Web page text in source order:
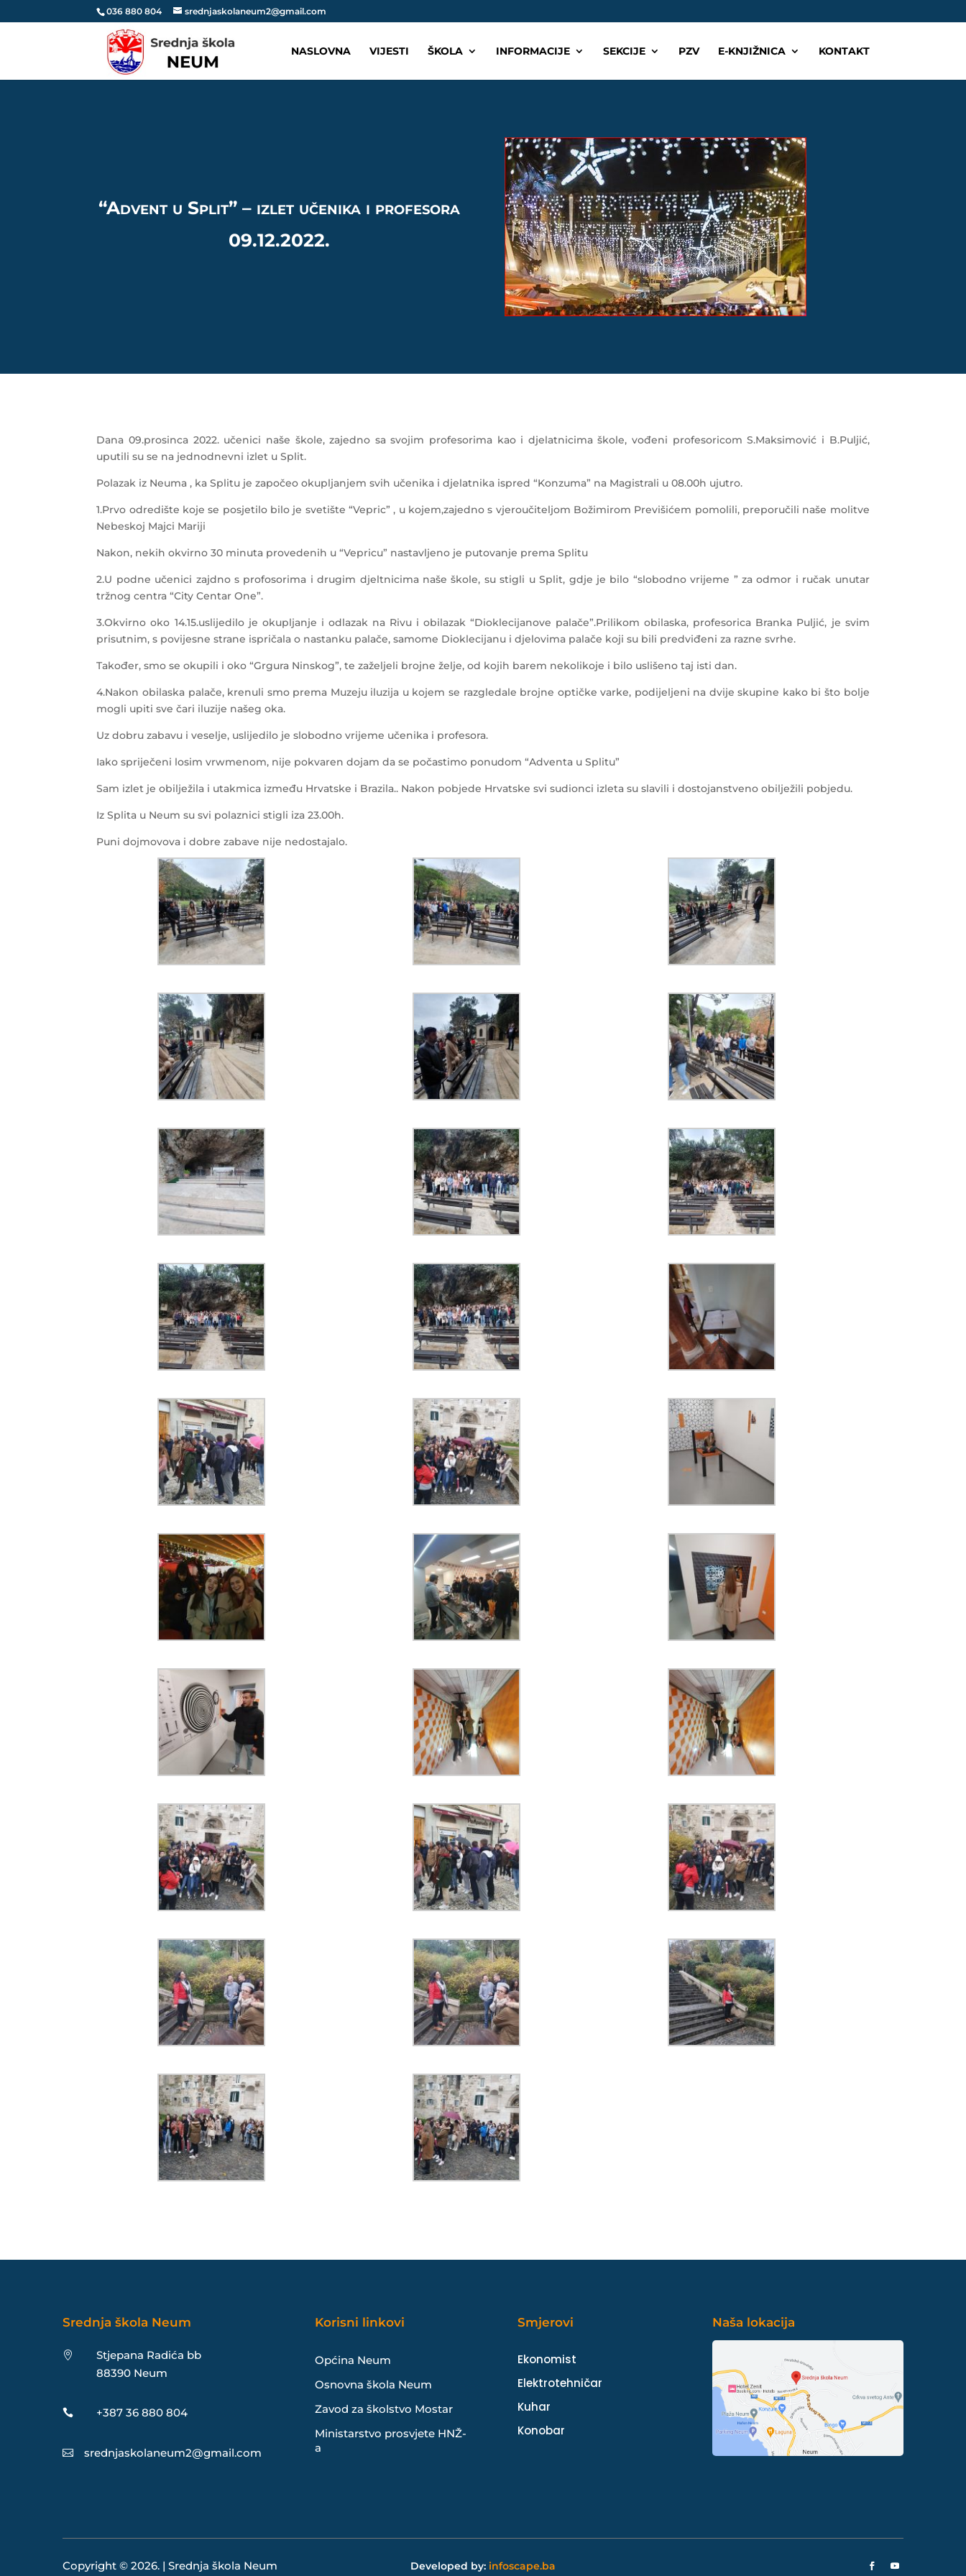
036 880 804 srednjaskolaneum2@gmail.com
NASLOVNA VIJESTI ŠKOLA INFORMACIJE SEKCIJE PZV E-KNJIŽNICA KONTAKT
“Advent u Split” – izlet učenika i profesora
09.12.2022.
Dana 09.prosinca 2022. učenici naše škole, zajedno sa svojim profesorima kao i djelatnicima škole, vođeni profesoricom S.Maksimović i B.Puljić,
uputili su se na jednodnevni izlet u Split.
Polazak iz Neuma , ka Splitu je započeo okupljanjem svih učenika i djelatnika ispred “Konzuma” na Magistrali u 08.00h ujutro.
1.Prvo odredište koje se posjetilo bilo je svetište “Vepric” , u kojem,zajedno s vjeroučiteljom Božimirom Previšićem pomolili, preporučili naše molitve
Nebeskoj Majci Mariji
Nakon, nekih okvirno 30 minuta provedenih u “Vepricu” nastavljeno je putovanje prema Splitu
2.U podne učenici zajdno s profosorima i drugim djeltnicima naše škole, su stigli u Split, gdje je bilo “slobodno vrijeme ” za odmor i ručak unutar
tržnog centra “City Centar One”.
3.Okvirno oko 14.15.uslijedilo je okupljanje i odlazak na Rivu i obilazak “Dioklecijanove palače”.Prilikom obilaska, profesorica Branka Puljić, je svim
prisutnim, s povijesne strane ispričala o nastanku palače, samome Dioklecijanu i djelovima palače koji su bili predviđeni za razne svrhe.
Također, smo se okupili i oko “Grgura Ninskog”, te zaželjeli brojne želje, od kojih barem nekolikoje i bilo uslišeno taj isti dan.
4.Nakon obilaska palače, krenuli smo prema Muzeju iluzija u kojem se razgledale brojne optičke varke, podijeljeni na dvije skupine kako bi što bolje
mogli upiti sve čari iluzije našeg oka.
Uz dobru zabavu i veselje, uslijedilo je slobodno vrijeme učenika i profesora.
Iako spriječeni losim vrwmenom, nije pokvaren dojam da se počastimo ponudom “Adventa u Splitu”
Sam izlet je obilježila i utakmica između Hrvatske i Brazila.. Nakon pobjede Hrvatske svi sudionci izleta su slavili i dostojanstveno obilježili pobjedu.
Iz Splita u Neum su svi polaznici stigli iza 23.00h.
Puni dojmovova i dobre zabave nije nedostajalo.
Srednja škola Neum

Stjepana Radića bb
88390 Neum
 +387 36 880 804
 srednjaskolaneum2@gmail.com
Korisni linkovi
Općina Neum
Osnovna škola Neum
Zavod za školstvo Mostar
Ministarstvo prosvjete HNŽ-
a
Smjerovi
Ekonomist
Elektrotehničar
Kuhar
Konobar
Naša lokacija
Copyright © 2026. | Srednja škola Neum Developed by: infoscape.ba